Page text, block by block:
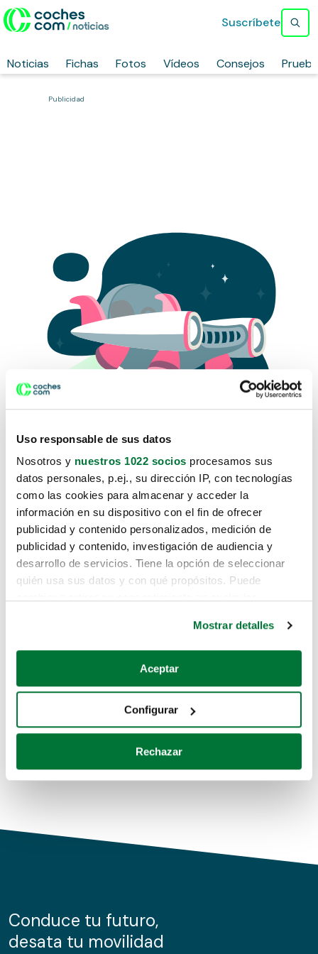
Uso responsable de sus datos
Nosotros y nuestros 1022 socios procesamos sus
datos personales, p.ej., su dirección IP, con tecnologías
como las cookies para almacenar y acceder la
información en su dispositivo con el fin de ofrecer
publicidad y contenido personalizados, medición de
publicidad y contenido, investigación de audiencia y
desarrollo de servicios. Tiene la opción de seleccionar
quién usa sus datos y con qué propósitos. Puede
Si lo permite, también quisiéramos:
Recopilar información sobre su ubicación geográfica
Identificar su dispositivo analizándolo activamente
para buscar características específicas (huellas
Obtenga más información sobre cómo se procesan sus
de cookies.
información sobre el uso que haga del sitio web con
nuestros partners de redes sociales, publicidad y análisis
Mostrar detalles
Aceptar
Configurar
Rechazar
Noticias Fichas Fotos Vídeos Consejos
Suscríbete
Publicidad
Lo sentimos, no sabemos como
te hemos traido hasta aquí.
Pero puedes encontrar el coche que estás
buscando en alguno de estos enlaces:
Coches de segunda mano
Coches de km0
Conduce tu futuro,
desata tu movilidad